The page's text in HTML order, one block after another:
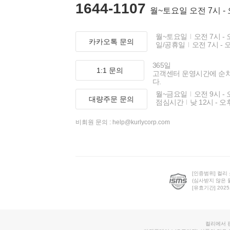
1644-1107 월~토요일 오전 7시 -
카카오톡 문의
월~토요일
오전 7시 -
일/공휴일
오전 7시 -
1:1 문의
365일
고객센터 운영시간에 순
다.
대량주문 문의
월~금요일
오전 9시 -
점심시간
낮 12시 - 오
비회원 문의 : help@kurlycorp.com
[인증범위] 컬리
(심사받지 않은
[유효기간]
컬리에서